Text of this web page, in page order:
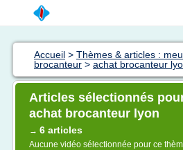
Accueil > Thèmes & articles :
brocanteur > achat brocanteur
Articles sélectionnés
achat brocanteur lyon
→ 6 articles
Aucune vidéo sélectionnée pour ce